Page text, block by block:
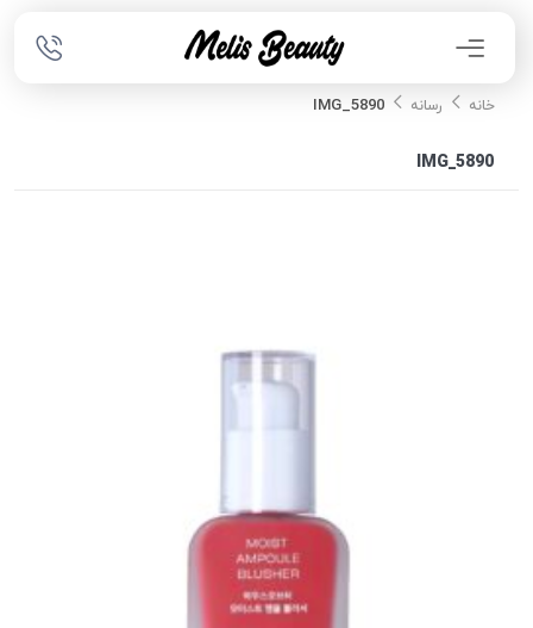
خانه رسانه IMG_5890
IMG_5890